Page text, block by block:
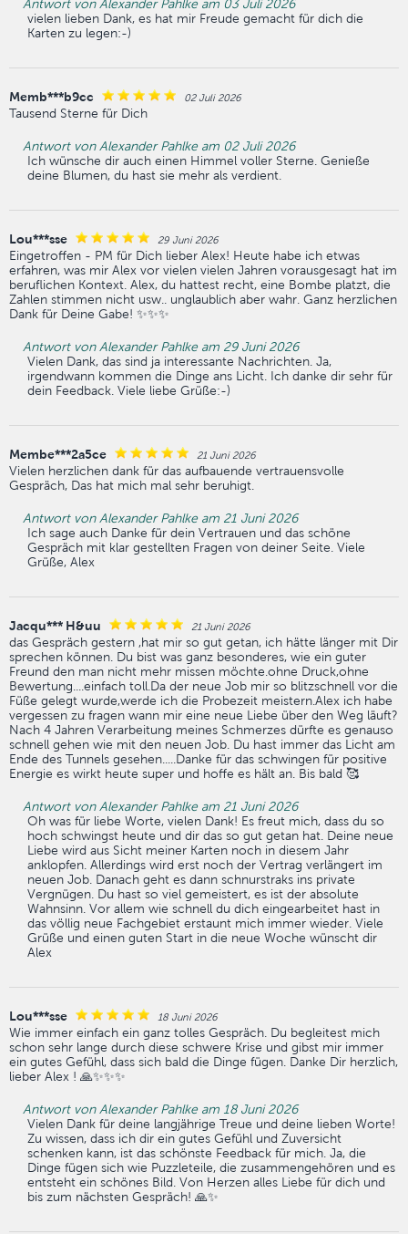
Antwort von Alexander Pahlke am 03 Juli 2026
vielen lieben Dank, es hat mir Freude gemacht für dich die
Karten zu legen:-)
Memb***b9cc 02 Juli 2026
Tausend Sterne für Dich
Antwort von Alexander Pahlke am 02 Juli 2026
Ich wünsche dir auch einen Himmel voller Sterne. Genieße
deine Blumen, du hast sie mehr als verdient.
Lou***sse 29 Juni 2026
Eingetroffen - PM für Dich lieber Alex! Heute habe ich etwas
erfahren, was mir Alex vor vielen vielen Jahren vorausgesagt hat im
beruflichen Kontext. Alex, du hattest recht, eine Bombe platzt, die
Zahlen stimmen nicht usw.. unglaublich aber wahr. Ganz herzlichen
Dank für Deine Gabe! ✨✨✨
Antwort von Alexander Pahlke am 29 Juni 2026
Vielen Dank, das sind ja interessante Nachrichten. Ja,
irgendwann kommen die Dinge ans Licht. Ich danke dir sehr für
dein Feedback. Viele liebe Grüße:-)
Membe***2a5ce 21 Juni 2026
Vielen herzlichen dank für das aufbauende vertrauensvolle
Gespräch, Das hat mich mal sehr beruhigt.
Antwort von Alexander Pahlke am 21 Juni 2026
Ich sage auch Danke für dein Vertrauen und das schöne
Gespräch mit klar gestellten Fragen von deiner Seite. Viele
Grüße, Alex
Jacqu*** H&uu 21 Juni 2026
das Gespräch gestern ,hat mir so gut getan, ich hätte länger mit Dir
sprechen können. Du bist was ganz besonderes, wie ein guter
Freund den man nicht mehr missen möchte.ohne Druck,ohne
Bewertung....einfach toll.Da der neue Job mir so blitzschnell vor die
Füße gelegt wurde,werde ich die Probezeit meistern.Alex ich habe
vergessen zu fragen wann mir eine neue Liebe über den Weg läuft?
Nach 4 Jahren Verarbeitung meines Schmerzes dürfte es genauso
schnell gehen wie mit den neuen Job. Du hast immer das Licht am
Ende des Tunnels gesehen.....Danke für das schwingen für positive
Energie es wirkt heute super und hoffe es hält an. Bis bald 🥰
Antwort von Alexander Pahlke am 21 Juni 2026
Oh was für liebe Worte, vielen Dank! Es freut mich, dass du so
hoch schwingst heute und dir das so gut getan hat. Deine neue
Liebe wird aus Sicht meiner Karten noch in diesem Jahr
anklopfen. Allerdings wird erst noch der Vertrag verlängert im
neuen Job. Danach geht es dann schnurstraks ins private
Vergnügen. Du hast so viel gemeistert, es ist der absolute
Wahnsinn. Vor allem wie schnell du dich eingearbeitet hast in
das völlig neue Fachgebiet erstaunt mich immer wieder. Viele
Grüße und einen guten Start in die neue Woche wünscht dir
Alex
Lou***sse 18 Juni 2026
Wie immer einfach ein ganz tolles Gespräch. Du begleitest mich
schon sehr lange durch diese schwere Krise und gibst mir immer
ein gutes Gefühl, dass sich bald die Dinge fügen. Danke Dir herzlich,
lieber Alex ! 🙏✨✨✨
Antwort von Alexander Pahlke am 18 Juni 2026
Vielen Dank für deine langjährige Treue und deine lieben Worte!
Zu wissen, dass ich dir ein gutes Gefühl und Zuversicht
schenken kann, ist das schönste Feedback für mich. Ja, die
Dinge fügen sich wie Puzzleteile, die zusammengehören und es
entsteht ein schönes Bild. Von Herzen alles Liebe für dich und
bis zum nächsten Gespräch! 🙏✨